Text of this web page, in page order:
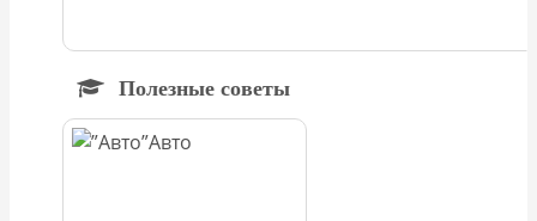
Полезные советы
Авто